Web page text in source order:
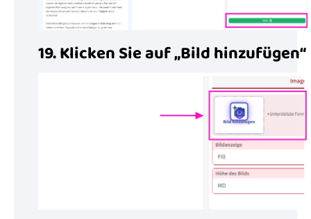
19. Klicken Sie auf „Bild hinzufügen“